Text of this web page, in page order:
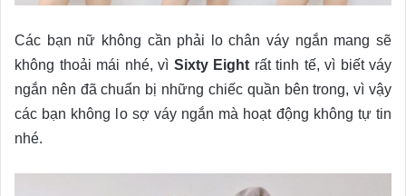
Các bạn nữ không cần phải lo chân váy ngắn mang sẽ
không thoải mái nhé, vì Sixty Eight rất tinh tế, vì biết váy
ngắn nên đã chuẩn bị những chiếc quần bên trong, vì vậy
các bạn không lo sợ váy ngắn mà hoạt động không tự tin
nhé.